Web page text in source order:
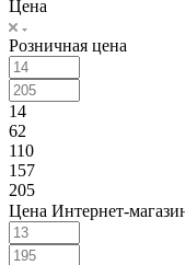
Цена
Розничная цена
14
62
110
157
205
Цена Интернет-